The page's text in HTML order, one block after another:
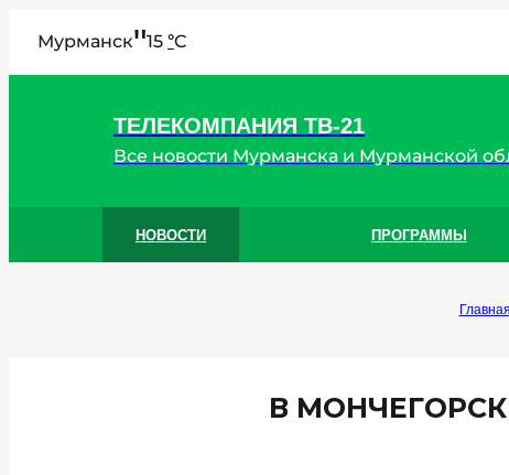
Мурманск"15 °C
ТЕЛЕКОМПАНИЯ ТВ-21
Все новости Мурманска и Мурманской
НОВОСТИ ПРОГРАММЫ
Главная
В